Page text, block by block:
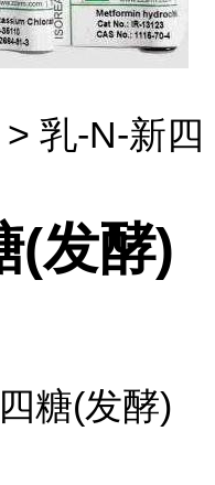
> 乳-N-新四
(发酵)
糖(发酵)